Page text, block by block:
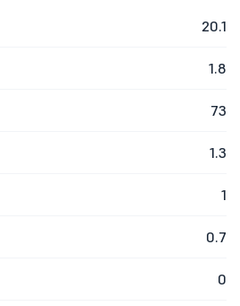
20.1
1.8
73
1.3
1
0.7
0